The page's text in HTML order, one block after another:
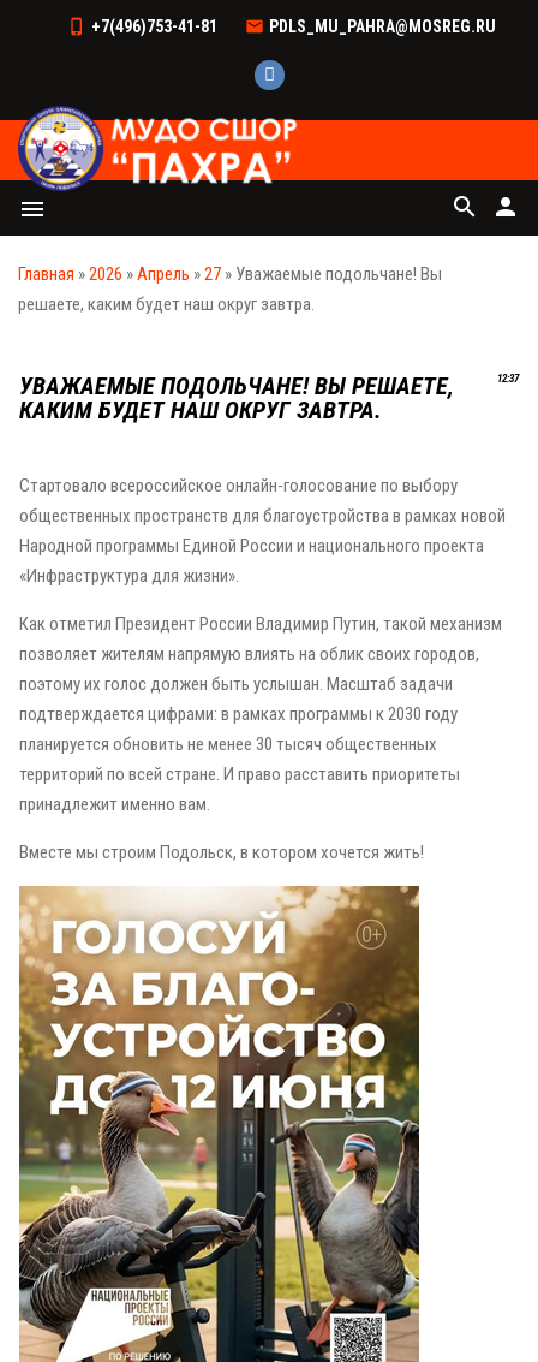
+7(496)753-41-81 PDLS_MU_PAHRA@MOSREG.RU
menu person
search
Главная »2026 »Апрель »27 » Уважаемые подольчане! Вы
решаете, каким будет наш округ завтра.
12:37
УВАЖАЕМЫЕ ПОДОЛЬЧАНЕ! ВЫ РЕШАЕТЕ,
КАКИМ БУДЕТ НАШ ОКРУГ ЗАВТРА.
Стартовало всероссийское онлайн-голосование по выбору
общественных пространств для благоустройства в рамках новой
Народной программы Единой России и национального проекта
«Инфраструктура для жизни».
Как отметил Президент России Владимир Путин, такой механизм
позволяет жителям напрямую влиять на облик своих городов,
поэтому их голос должен быть услышан. Масштаб задачи
подтверждается цифрами: в рамках программы к 2030 году
планируется обновить не менее 30 тысяч общественных
территорий по всей стране. И право расставить приоритеты
принадлежит именно вам.
Вместе мы строим Подольск, в котором хочется жить!